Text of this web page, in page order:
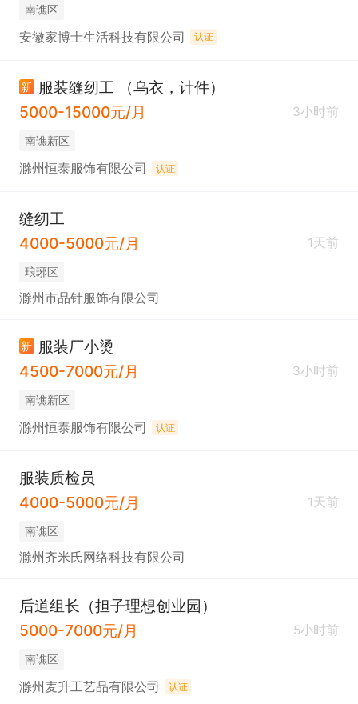
南谯区
安徽家博士生活科技有限公司 认证
新 服装缝纫工 （乌衣，计件）
5000-15000元/月
3小时前
南谯新区
滁州恒泰服饰有限公司 认证
缝纫工
4000-5000元/月
1天前
琅琊区
滁州市品针服饰有限公司
新 服装厂小烫
4500-7000元/月
3小时前
南谯新区
滁州恒泰服饰有限公司 认证
服装质检员
4000-5000元/月
1天前
南谯区
滁州齐米氏网络科技有限公司
后道组长（担子理想创业园）
5000-7000元/月
5小时前
南谯区
滁州麦升工艺品有限公司 认证